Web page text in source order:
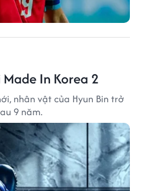
In Korea 2
nhân vật của Hyun Bin trở
9 năm.